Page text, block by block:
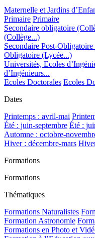
Maternelle et Jardins
Primaire Primaire
Secondaire obligatoire
(Collège...)
Secondaire Post-
Obligatoire (Lycée...)
Universités, Ecoles
d’Ingénieurs...
Ecoles Doctorales Ecoles
Dates
Printemps : avril-mai
Été : juin-septembre Été :
Automne : octobre-
Hiver : décembre-mars
Formations
Formations
Thématiques
Formations Naturalistes
Formation Astronomie
Formations en Photo et